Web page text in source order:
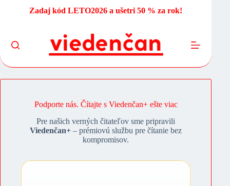
Zadaj kód LETO2026 a ušetri 50 % za rok!
Podporte nás. Čítajte s Viedenčan+ ešte viac
Pre našich verných čitateľov sme pripravili
Viedenčan+ – prémiovú službu pre čítanie bez
kompromisov.